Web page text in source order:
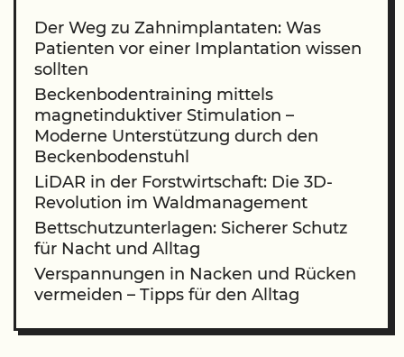
Der Weg zu Zahnimplantaten: Was
Patienten vor einer Implantation wissen
sollten
Beckenbodentraining mittels
magnetinduktiver Stimulation –
Moderne Unterstützung durch den
Beckenbodenstuhl
LiDAR in der Forstwirtschaft: Die 3D-
Revolution im Waldmanagement
Bettschutzunterlagen: Sicherer Schutz
für Nacht und Alltag
Verspannungen in Nacken und Rücken
vermeiden – Tipps für den Alltag